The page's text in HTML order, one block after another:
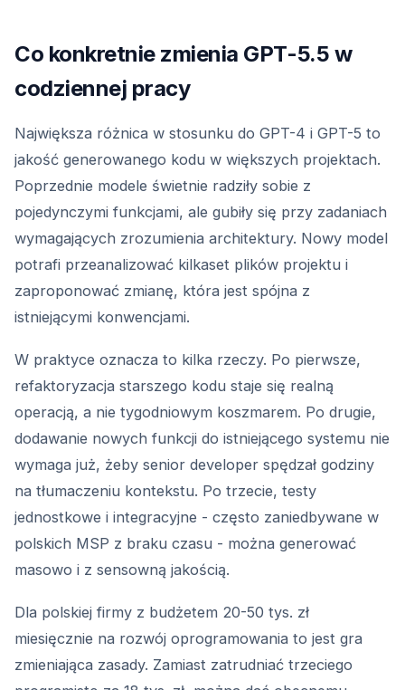
Co konkretnie zmienia GPT-5.5 w
codziennej pracy
Największa różnica w stosunku do GPT-4 i GPT-5 to
jakość generowanego kodu w większych projektach.
Poprzednie modele świetnie radziły sobie z
pojedynczymi funkcjami, ale gubiły się przy zadaniach
wymagających zrozumienia architektury. Nowy model
potrafi przeanalizować kilkaset plików projektu i
zaproponować zmianę, która jest spójna z
istniejącymi konwencjami.
W praktyce oznacza to kilka rzeczy. Po pierwsze,
refaktoryzacja starszego kodu staje się realną
operacją, a nie tygodniowym koszmarem. Po drugie,
dodawanie nowych funkcji do istniejącego systemu nie
wymaga już, żeby senior developer spędzał godziny
na tłumaczeniu kontekstu. Po trzecie, testy
jednostkowe i integracyjne - często zaniedbywane w
polskich MSP z braku czasu - można generować
masowo i z sensowną jakością.
Dla polskiej firmy z budżetem 20-50 tys. zł
miesięcznie na rozwój oprogramowania to jest gra
zmieniająca zasady. Zamiast zatrudniać trzeciego